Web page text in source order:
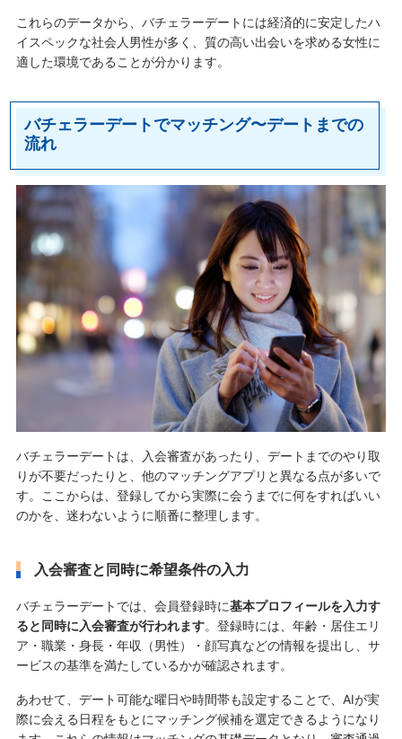
これらのデータから、バチェラーデートには経済的に安定したハ
イスペックな社会人男性が多く、質の高い出会いを求める女性に
適した環境であることが分かります。
バチェラーデートでマッチング〜デートまでの
流れ
バチェラーデートは、入会審査があったり、デートまでのやり取
りが不要だったりと、他のマッチングアプリと異なる点が多いで
す。ここからは、登録してから実際に会うまでに何をすればいい
のかを、迷わないように順番に整理します。
入会審査と同時に希望条件の入力
バチェラーデートでは、会員登録時に基本プロフィールを入力す
ると同時に入会審査が行われます。登録時には、年齢・居住エリ
ア・職業・身長・年収（男性）・顔写真などの情報を提出し、サ
ービスの基準を満たしているかが確認されます。
あわせて、デート可能な曜日や時間帯も設定することで、AIが実
際に会える日程をもとにマッチング候補を選定できるようになり